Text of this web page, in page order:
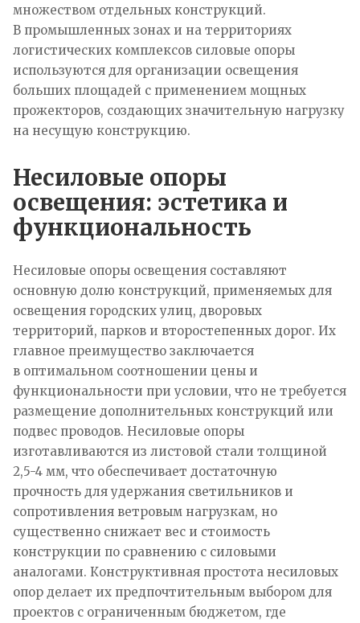
множеством отдельных конструкций.
В промышленных зонах и на территориях
логистических комплексов силовые опоры
используются для организации освещения
больших площадей с применением мощных
прожекторов, создающих значительную нагрузку
на несущую конструкцию.​
Несиловые опоры
освещения: эстетика и
функциональность
Несиловые опоры освещения составляют
основную долю конструкций, применяемых для
освещения городских улиц, дворовых
территорий, парков и второстепенных дорог. Их
главное преимущество заключается
в оптимальном соотношении цены и
функциональности при условии, что не требуется
размещение дополнительных конструкций или
подвес проводов. Несиловые опоры
изготавливаются из листовой стали толщиной
2,5-4 мм, что обеспечивает достаточную
прочность для удержания светильников и
сопротивления ветровым нагрузкам, но
существенно снижает вес и стоимость
конструкции по сравнению с силовыми
аналогами. Конструктивная простота несиловых
опор делает их предпочтительным выбором для
проектов с ограниченным бюджетом, где